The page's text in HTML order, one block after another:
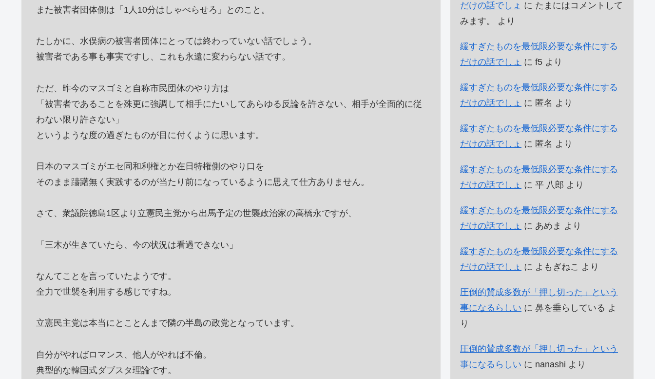
また被害者団体側は「1人10分はしゃべらせろ」とのこと。
たしかに、水俣病の被害者団体にとっては終わっていない話でしょう。
被害者である事も事実ですし、これも永遠に変わらない話です。
ただ、昨今のマスゴミと自称市民団体のやり方は
「被害者であることを殊更に強調して相手にたいしてあらゆる反論を許さない、相手が全面的に従
わない限り許さない」
というような度の過ぎたものが目に付くように思います。
日本のマスゴミがエセ同和利権とか在日特権側のやり口を
そのまま躊躇無く実践するのが当たり前になっているように思えて仕方ありません。
さて、衆議院徳島1区より立憲民主党から出馬予定の世襲政治家の高橋永ですが、
「三木が生きていたら、今の状況は看過できない」
なんてことを言っていたようです。
全力で世襲を利用する感じですね。
立憲民主党は本当にとことんまで隣の半島の政党となっています。
自分がやればロマンス、他人がやれば不倫。
典型的な韓国式ダブスタ理論です。
だけの話でしょ に たまにはコメントして
みます。
より
緩すぎたものを最低限必要な条件にする
だけの話でしょ に f5 より
緩すぎたものを最低限必要な条件にする
だけの話でしょ に 匿名 より
緩すぎたものを最低限必要な条件にする
だけの話でしょ に 匿名 より
緩すぎたものを最低限必要な条件にする
だけの話でしょ に 平 八郎 より
緩すぎたものを最低限必要な条件にする
だけの話でしょ に あめま より
緩すぎたものを最低限必要な条件にする
だけの話でしょ に よもぎねこ より
圧倒的賛成多数が「押し切った」という
事になるらしい に 鼻を垂らしている よ
り
圧倒的賛成多数が「押し切った」という
事になるらしい に nanashi より